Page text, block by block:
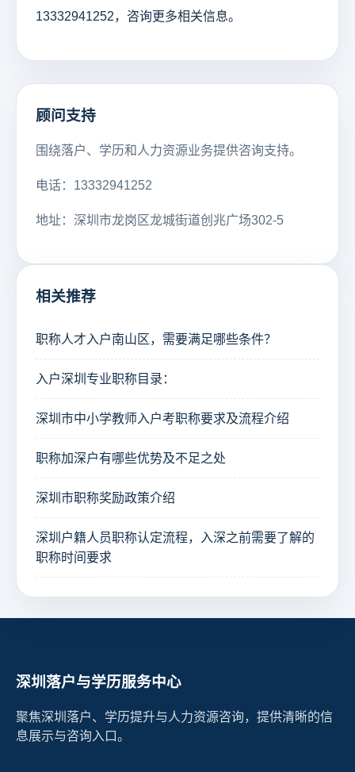
13332941252，咨询更多相关信息。
顾问支持
围绕落户、学历和人力资源业务提供咨询支持。
电话：13332941252
地址：深圳市龙岗区龙城街道创兆广场302-5
相关推荐
职称人才入户南山区，需要满足哪些条件？
入户深圳专业职称目录：
深圳市中小学教师入户考职称要求及流程介绍
职称加深户有哪些优势及不足之处
深圳市职称奖励政策介绍
深圳户籍人员职称认定流程，入深之前需要了解的
职称时间要求
深圳落户与学历服务中心
聚焦深圳落户、学历提升与人力资源咨询，提供清晰的信
息展示与咨询入口。